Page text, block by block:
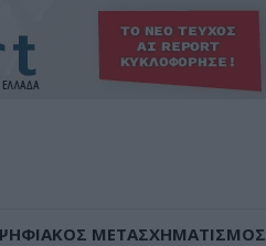
ΜΕΤΑΣΧΗΜΑΤΙΣΜΟΣ